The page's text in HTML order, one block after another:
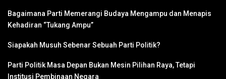
Bagaimana Parti Memerangi Budaya Mengampu dan Menapis
Kehadiran “Tukang Ampu”
Siapakah Musuh Sebenar Sebuah Parti Politik?
Parti Politik Masa Depan Bukan Mesin Pilihan Raya, Tetapi
Institusi Pembinaan Negara